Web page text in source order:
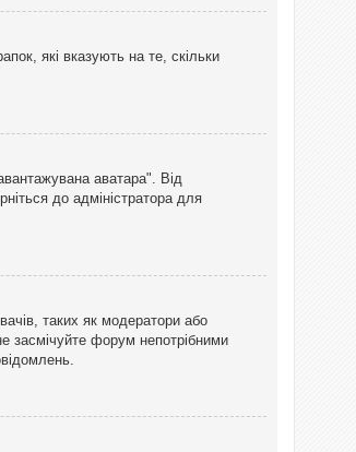
які вказують на те, скільки
аватара". Від
до адміністратора для
таких як модератори або
засмічуйте форум непотрібними